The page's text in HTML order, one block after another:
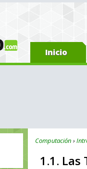
Inicio
Computación
1.1. Las